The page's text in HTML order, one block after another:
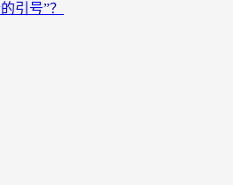
引号”？